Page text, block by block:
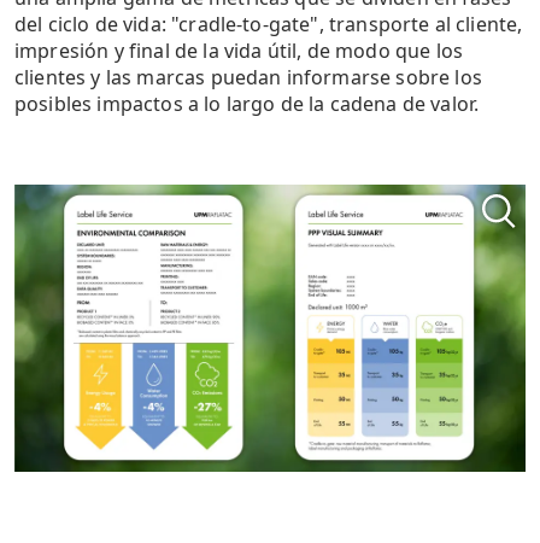
del ciclo de vida: "cradle-to-gate", transporte al cliente,
impresión y final de la vida útil, de modo que los
clientes y las marcas puedan informarse sobre los
posibles impactos a lo largo de la cadena de valor.